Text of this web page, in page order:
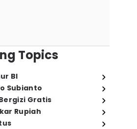
Topics
BI
Subianto
Gratis
Rupiah